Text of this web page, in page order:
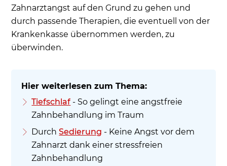
Zahnarztangst auf den Grund zu gehen und
durch passende Therapien, die eventuell von der
Krankenkasse übernommen werden, zu
überwinden.
Tiefschlaf - So gelingt eine angstfreie
Zahnbehandlung im Traum
DurchSedierung - Keine Angst vor dem
Zahnarzt dank einer stressfreien
Zahnbehandlung